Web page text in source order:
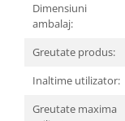
Saltele de infasat
La plimbare
Biciclete
Biciclete copii cu
Dimensiuni
ambalaj:
Greutate produs:
Inaltime utilizator:
Greutate maxima